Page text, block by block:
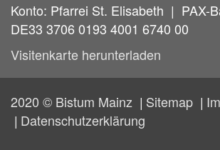
Konto: Pfarrei St. Elisabeth |
DE33 3706 0193 4001 6740 00
Visitenkarte herunterladen
2020 © Bistum Mainz Sitemap
Datenschutzerklärung